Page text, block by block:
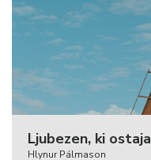
Ljubezen, ki ostaja
Hlynur Pálmason